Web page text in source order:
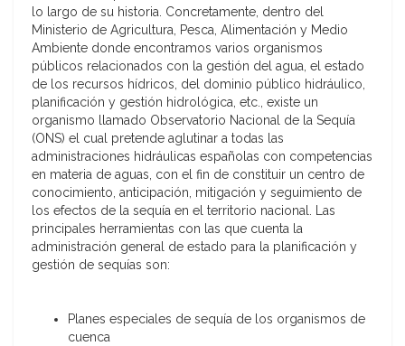
lo largo de su historia. Concretamente, dentro del
Ministerio de Agricultura, Pesca, Alimentación y Medio
Ambiente donde encontramos varios organismos
públicos relacionados con la gestión del agua, el estado
de los recursos hídricos, del dominio público hidráulico,
planificación y gestión hidrológica, etc., existe un
organismo llamado Observatorio Nacional de la Sequía
(ONS) el cual pretende aglutinar a todas las
administraciones hidráulicas españolas con competencias
en materia de aguas, con el fin de constituir un centro de
conocimiento, anticipación, mitigación y seguimiento de
los efectos de la sequía en el territorio nacional. Las
principales herramientas con las que cuenta la
administración general de estado para la planificación y
gestión de sequías son:
Planes especiales de sequía de los organismos de
cuenca